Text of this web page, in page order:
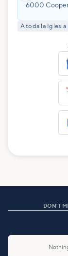
6000 Cooper
A toda la Iglesia
DON'T